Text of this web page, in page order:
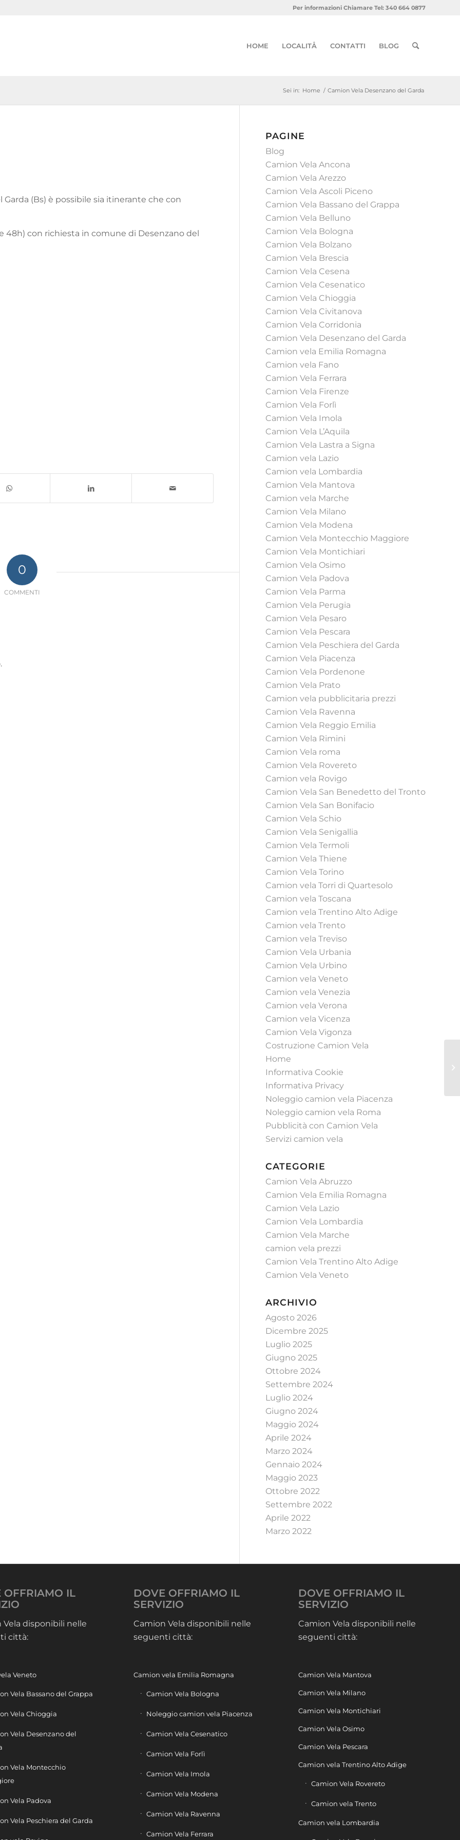
Per informazioni Chiamare Tel: 340 664 0877
HOME LOCALITÅ CONTATTI BLOG
Sei in: Home / Camion Vela Desenzano del Garda
(Bs) è possibile sia itinerante che con
48h) con richiesta in comune di Desenzano del
0
COMMENTI
PAGINE
Blog
Camion Vela Ancona
Camion Vela Arezzo
Camion Vela Ascoli Piceno
Camion Vela Bassano del Grappa
Camion Vela Belluno
Camion Vela Bologna
Camion Vela Bolzano
Camion Vela Brescia
Camion Vela Cesena
Camion Vela Cesenatico
Camion Vela Chioggia
Camion Vela Civitanova
Camion Vela Corridonia
Camion Vela Desenzano del Garda
Camion vela Emilia Romagna
Camion vela Fano
Camion Vela Ferrara
Camion Vela Firenze
Camion Vela Forlì
Camion Vela Imola
Camion Vela L’Aquila
Camion Vela Lastra a Signa
Camion vela Lazio
Camion vela Lombardia
Camion Vela Mantova
Camion vela Marche
Camion Vela Milano
Camion Vela Modena
Camion Vela Montecchio Maggiore
Camion Vela Montichiari
Camion Vela Osimo
Camion Vela Padova
Camion Vela Parma
Camion Vela Perugia
Camion Vela Pesaro
Camion Vela Pescara
Camion Vela Peschiera del Garda
Camion Vela Piacenza
Camion Vela Pordenone
Camion Vela Prato
Camion vela pubblicitaria prezzi
Camion Vela Ravenna
Camion Vela Reggio Emilia
Camion Vela Rimini
Camion Vela roma
Camion Vela Rovereto
Camion vela Rovigo
Camion Vela San Benedetto del Tronto
Camion Vela San Bonifacio
Camion Vela Schio
Camion Vela Senigallia
Camion Vela Termoli
Camion Vela Thiene
Camion Vela Torino
Camion vela Torri di Quartesolo
Camion vela Toscana
Camion vela Trentino Alto Adige
Camion vela Trento
Camion vela Treviso
Camion Vela Urbania
Camion Vela Urbino
Camion vela Veneto
Camion vela Venezia
Camion vela Verona
Camion vela Vicenza
Camion Vela Vigonza
Costruzione Camion Vela
Home
Informativa Cookie
Informativa Privacy
Noleggio camion vela Piacenza
Noleggio camion vela Roma
Pubblicità con Camion Vela
Servizi camion vela
CATEGORIE
Camion Vela Abruzzo
Camion Vela Emilia Romagna
Camion Vela Lazio
Camion Vela Lombardia
Camion Vela Marche
camion vela prezzi
Camion Vela Trentino Alto Adige
Camion Vela Veneto
ARCHIVIO
Agosto 2026
Dicembre 2025
Luglio 2025
Giugno 2025
Ottobre 2024
Settembre 2024
Luglio 2024
Giugno 2024
Maggio 2024
Aprile 2024
Marzo 2024
Gennaio 2024
Maggio 2023
Ottobre 2022
Settembre 2022
Aprile 2022
Marzo 2022
OFFRIAMO IL
Vela disponibili nelle
città:
Veneto
Vela Bassano del Grappa
Vela Chioggia
Vela Desenzano del
Vela Montecchio
Vela Padova
Vela Peschiera del Garda
DOVE OFFRIAMO IL
SERVIZIO
Camion Vela disponibili nelle
seguenti città:
Camion vela Emilia Romagna
Camion Vela Bologna
Noleggio camion vela Piacenza
Camion Vela Cesenatico
Camion Vela Forlì
Camion Vela Imola
Camion Vela Modena
Camion Vela Ravenna
Camion Vela Ferrara
DOVE OFFRIAMO IL
SERVIZIO
Camion Vela disponibili nelle
seguenti città:
Camion Vela Mantova
Camion Vela Milano
Camion Vela Montichiari
Camion Vela Osimo
Camion Vela Pescara
Camion vela Trentino Alto Adige
Camion Vela Rovereto
Camion vela Trento
Camion vela Lombardia